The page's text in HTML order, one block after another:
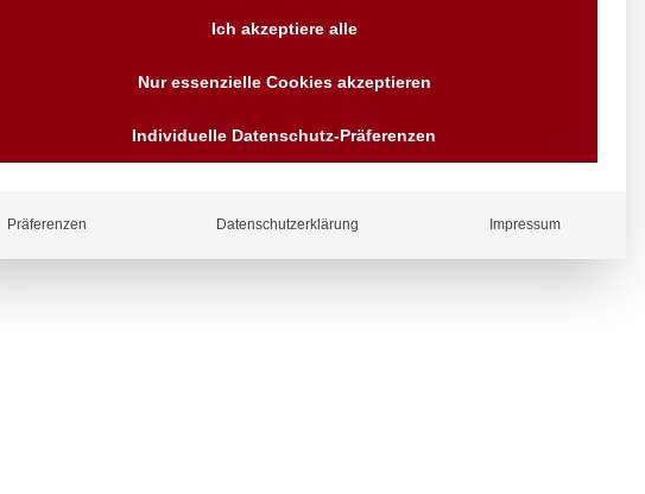
Vergl
Anfragen
Wir sind seit über 40 Jahren
für Sie da
Vorrauskasse Paypal,
Kreditkarte, Direkt
Ich akzeptiere alle
Nur essenzielle Cookies akzeptieren
Individuelle Datenschutz-Präferenzen
Präferenzen Datenschutzerklärung Impressum